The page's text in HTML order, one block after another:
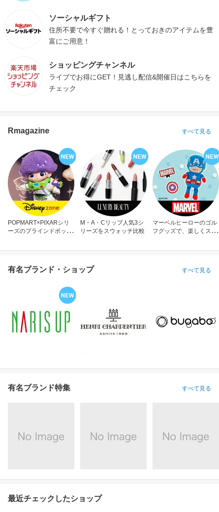
ソーシャルギフト
住所不要で今すぐ贈れる！とっておきのアイテムを豊
富にご用意！
ショッピングチャンネル
ライブでお得にGET！見逃し配信&開催日はこちらを
チェック
Rmagazine すべて見る
POPMART×PIXARシリ
ーズのブラインドボック
M・A・Cリップ人気3シ
リーズをスウォッチ比較
マーベルヒーローのゴル
フグッズで、楽しくスコ
有名ブランド・ショップ すべて見る
有名ブランド特集 すべて見る
最近チェックしたショップ